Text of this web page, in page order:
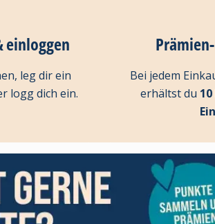
einloggen
leg dir ein
logg dich ein.
Bei jedem
erhältst du